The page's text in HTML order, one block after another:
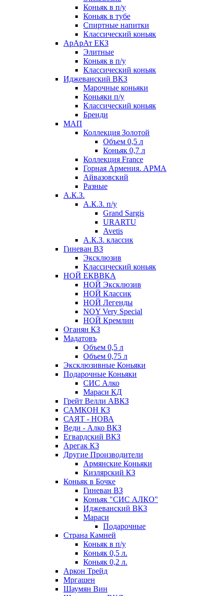
Коньяк в п/у
Коньяк в тубе
Спиртные напитки
Классический коньяк
АрАрАт ЕКЗ
Элитные
Коньяк в п/у
Классический коньяк
Иджеванский ВКЗ
Марочные коньяки
Коньяки п/у
Классический коньяк
Бренди
МАП
Коллекция Золотой
Объем 0,5 л
Коньяк 0,7 л
Коллекция France
Горная Армения. АРМА
Айвазовский
Разные
А.К.З.
А.К.З. п/у
Grand Sargis
URARTU
Avetis
А.К.З. классик
Гиневан ВЗ
Эксклюзив
Классический коньяк
НОЙ ЕКВВКА
НОЙ Эксклюзив
НОЙ Классик
НОЙ Легенды
NOY Very Speсial
НОЙ Кремлин
Оганян КЗ
Мадатовъ
Объем 0,5 л
Объем 0,75 л
Эксклюзивные Коньяки
Подарочные Коньяки
СИС Алко
Мараси КД
Грейт Велли АВКЗ
САМКОН КЗ
САЯТ - НОВА
Веди - Алко ВКЗ
Егвардский ВКЗ
Арегак КЗ
Другие Производители
Армянские Коньяки
Кизлярский КЗ
Коньяк в Бочке
Гиневан ВЗ
Коньяк "СИС АЛКО"
Иджеванский ВКЗ
Мараси
Подарочные
Страна Камней
Коньяк в п/у
Коньяк 0,5 л.
Коньяк 0,2 л.
Аркон Трейд
Мргашен
Шаумян Вин